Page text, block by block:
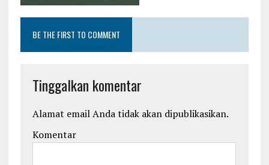
BE THE FIRST TO COMMENT
Tinggalkan komentar
Alamat email Anda tidak akan dipublikasikan.
Komentar